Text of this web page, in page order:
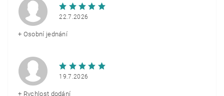
22.7.2026
+ Osobní jednání
19.7.2026
+ Rychlost dodání